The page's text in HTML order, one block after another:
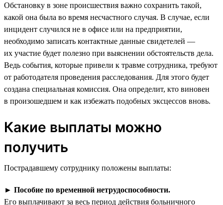
Обстановку в зоне происшествия важно сохранить такой,
какой она была во время несчастного случая. В случае, если
инцидент случился не в офисе или на предприятии,
необходимо записать контактные данные свидетелей —
их участие будет полезно при выяснении обстоятельств дела.
Ведь события, которые привели к травме сотрудника, требуют
от работодателя проведения расследования. Для этого будет
создана специальная комиссия. Она определит, кто виновен
в произошедшем и как избежать подобных эксцессов вновь.
Какие выплаты можно
получить
Пострадавшему сотруднику положены выплаты:
► Пособие по временной нетрудоспособности.
Его выплачивают за весь период действия больничного